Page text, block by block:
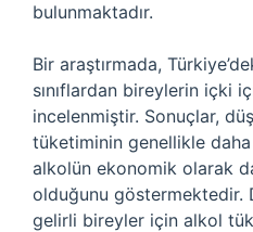
bulunmaktadır.
Bir araştırmada,
sınıflardan bireylerin içki
incelenmiştir. Sonuçlar,
tüketiminin genellikle
alkolün ekonomik olarak
olduğunu göstermektedir.
gelirli bireyler için alkol